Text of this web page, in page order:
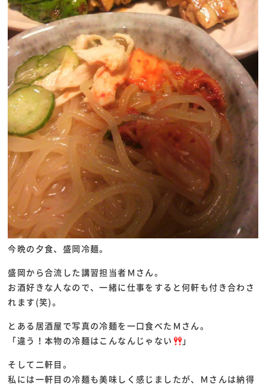
今晩の夕食、盛岡冷麺。
盛岡から合流した講習担当者Ｍさん。
お酒好きな人なので、一緒に仕事をすると何軒も付き合わさ
れます(笑)。
とある居酒屋で写真の冷麺を一口食べたＭさん。
「違う！本物の冷麺はこんなんじゃない
」
そして二軒目。
私には一軒目の冷麺も美味しく感じましたが、Ｍさんは納得